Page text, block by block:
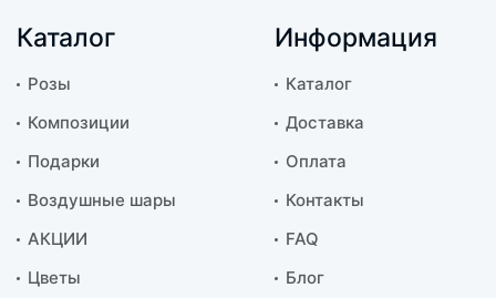
Каталог
Розы
Композиции
Подарки
Воздушные шары
АКЦИИ
Цветы
Информация
Каталог
Доставка
Оплата
Контакты
FAQ
Блог